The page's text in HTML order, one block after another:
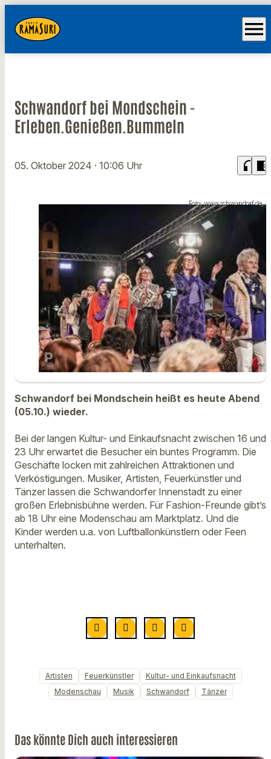
menu
Schwandorf bei Mondschein -
Erleben.Genießen.Bummeln
05. Oktober 2024 · 10:06 Uhr headphones chrome_reader_mode
Foto: www.schwandorf.de
Schwandorf bei Mondschein heißt es heute Abend
(05.10.) wieder.
Bei der langen Kultur- und Einkaufsnacht zwischen 16 und
23 Uhr erwartet die Besucher ein buntes Programm. Die
Geschäfte locken mit zahlreichen Attraktionen und
Verköstigungen. Musiker, Artisten, Feuerkünstler und
Tänzer lassen die Schwandorfer Innenstadt zu einer
großen Erlebnisbühne werden. Für Fashion-Freunde gibt’s
ab 18 Uhr eine Modenschau am Marktplatz. Und die
Kinder werden u.a. von Luftballonkünstlern oder Feen
unterhalten.
Artisten Feuerkünstler
Kultur- und Einkaufsnacht
Modenschau
Musik Schwandorf Tänzer
Das könnte Dich auch interessieren